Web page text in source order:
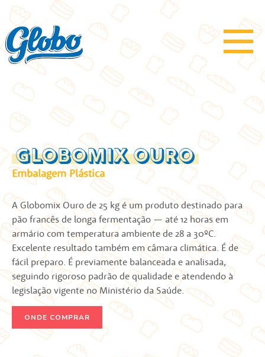
GLOBOMIX OURO
Embalagem Plástica
A Globomix Ouro de 25 kg é um produto destinado para
pão francês de longa fermentação — até 12 horas em
armário com temperatura ambiente de 28 a 30ºC.
Excelente resultado também em câmara climática. É de
fácil preparo. É previamente balanceada e analisada,
seguindo rigoroso padrão de qualidade e atendendo à
legislação vigente no Ministério da Saúde.
ONDE COMPRAR